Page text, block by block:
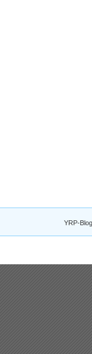
YRP-